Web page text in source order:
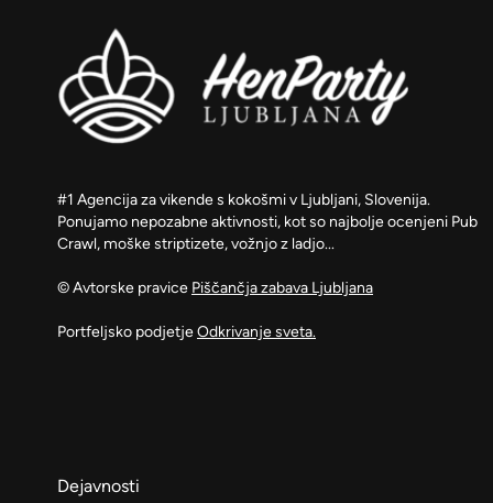
#1 Agencija za vikende s kokošmi v Ljubljani, Slovenija.
Ponujamo nepozabne aktivnosti, kot so najbolje ocenjeni Pub
Crawl, moške striptizete, vožnjo z ladjo...
© Avtorske pravice Piščančja zabava Ljubljana
Portfeljsko podjetjeOdkrivanje sveta.
Dejavnosti